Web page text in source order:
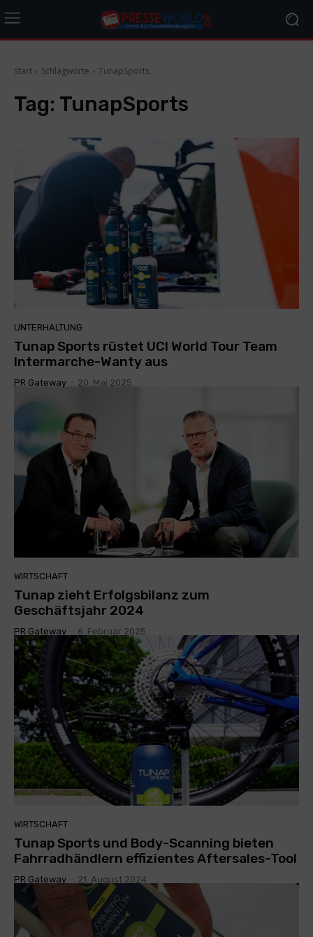
Start Schlagworte TunapSports
Tag: TunapSports
UNTERHALTUNG
Tunap Sports rüstet UCI World Tour Team
Intermarche-Wanty aus
PR Gateway 20. Mai 2025
WIRTSCHAFT
Tunap zieht Erfolgsbilanz zum
Geschäftsjahr 2024
PR Gateway 6. Februar 2025
WIRTSCHAFT
Tunap Sports und Body-Scanning bieten
Fahrradhändlern effizientes Aftersales-Tool
PR Gateway 21. August 2024